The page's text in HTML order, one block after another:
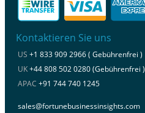
Kontaktieren Sie uns
US +1 833 909 2966 ( Gebührenfrei )
UK+44 808 502 0280 (Gebührenfrei )
APAC +91 744 740 1245
sales@fortunebusinessinsights.com